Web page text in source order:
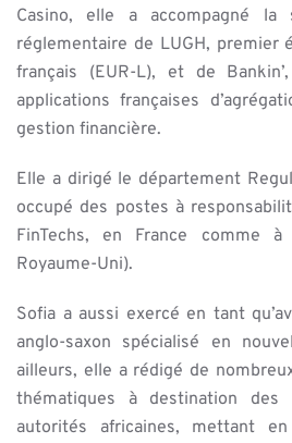
Casino, elle a accompagné la
réglementaire de LUGH, premier
français (EUR-L), et de
applications françaises
gestion financière.
Elle a dirigé le département
occupé des postes à
FinTechs, en France comme à
Royaume-Uni).
Sofia a aussi exercé en tant
anglo-saxon spécialisé en
ailleurs, elle a rédigé de
thématiques à destination des
autorités africaines, mettant